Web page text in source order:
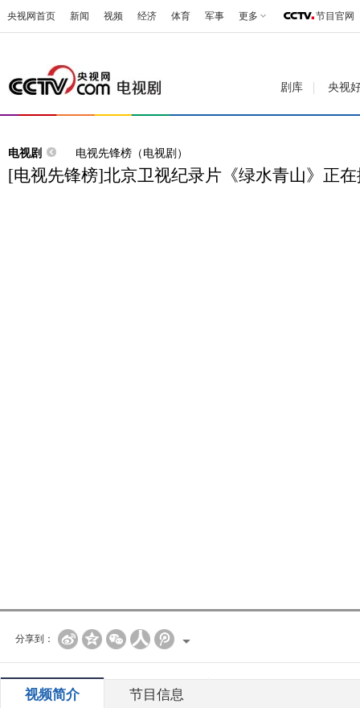
央视网首页 新闻 视频 经济 体育 军事 更多 节目官网
剧库 央视
电视剧 电视先锋榜（电视剧）
[电视先锋榜]北京卫视纪录片《绿水青山》正
分享到：
视频简介 节目信息